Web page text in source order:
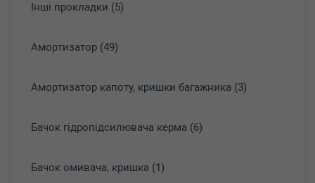
Інші прокладки (5)
Амортизатор (49)
Амортизатор капоту, кришки багажника (3)
Бачок гідропідсилювача керма (6)
Бачок омивача, кришка (1)